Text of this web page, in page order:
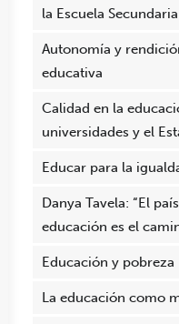
la Escuela
Autonomía y
educativa
Calidad en la
universidades y el
Educar para la
Danya Tavela: “El
educación es el
Educación y pobreza
La educación como